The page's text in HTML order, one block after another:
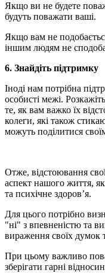
Якщо ви не будете
будуть поважати ваші.
Якщо вам не
іншим людям не
6. Знайдіть підтримку
Іноді нам потрібна
особисті межі.
те, як вам важко їх
колеги, які також
можуть поділитися
Отже, відстоювання
аспект нашого життя,
та психічне здоров’я.
Для цього потрібно
"ні" з впевненістю та
вираження своїх думок
При цьому важливо
зберігати гарні